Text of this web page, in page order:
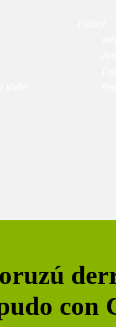
con